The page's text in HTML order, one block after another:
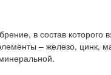
в состав которого
– железо, цинк,